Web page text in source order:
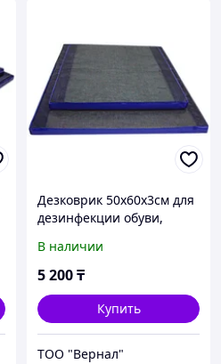
Дезковрик 50x60x3см для
дезинфекции обуви,
В наличии
5 200₸
Купить
ТОО "Вернал"